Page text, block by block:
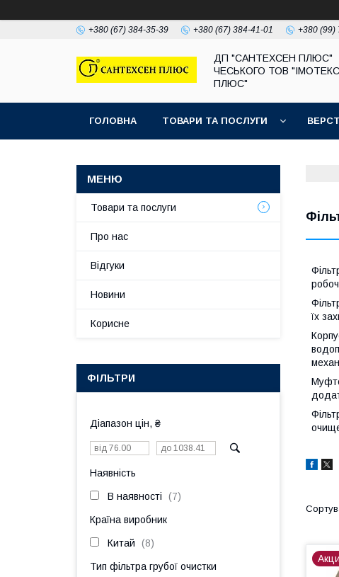
+380 (67) 384-35-39 +380 (67) 384-41-01 +380 (99)
ДП "САНТЕХСЕН ПЛЮС"
ЧЕСЬКОГО ТОВ
ПЛЮС"
ГОЛОВНА ТОВАРИ ТА ПОСЛУГИ
їх
Товари та послуги
Про нас
Відгуки
Новини
Корисне
ФІЛЬТРИ
Діапазон цін, ₴
Наявність
В наявності 7
Країна виробник
Китай 8
Тип фільтра грубої очистки